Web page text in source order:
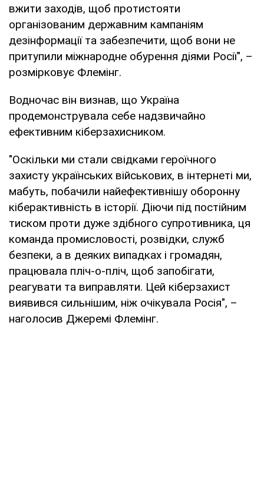
вжити заходів, щоб протистояти
організованим державним кампаніям
дезінформації та забезпечити, щоб вони не
притупили міжнародне обурення діями Росії", –
розмірковує Флемінг.
Водночас він визнав, що Україна
продемонструвала себе надзвичайно
ефективним кіберзахисником.
"Оскільки ми стали свідками героїчного
захисту українських військових, в інтернеті ми,
мабуть, побачили найефективнішу оборонну
кіберактивність в історії. Діючи під постійним
тиском проти дуже здібного супротивника, ця
команда промисловості, розвідки, служб
безпеки, а в деяких випадках і громадян,
працювала пліч-о-пліч, щоб запобігати,
реагувати та виправляти. Цей кіберзахист
виявився сильнішим, ніж очікувала Росія", –
наголосив Джеремі Флемінг.